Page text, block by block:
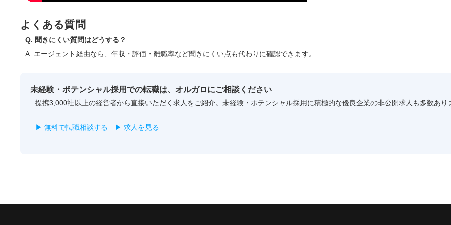
よくある質問
Q. 聞きにくい質問はどうする？
A. エージェント経由なら、年収・評価・離職率など聞きにくい点も代わりに確認できます。
未経験・ポテンシャル採用での転職は、オルガロにご相談ください
提携3,000社以上の経営者から直接いただく求人をご紹介。未経験・ポテンシャル採用に積極的な優良企業の非公開求人も多数あり
▶ 無料で転職相談する ▶ 求人を見る